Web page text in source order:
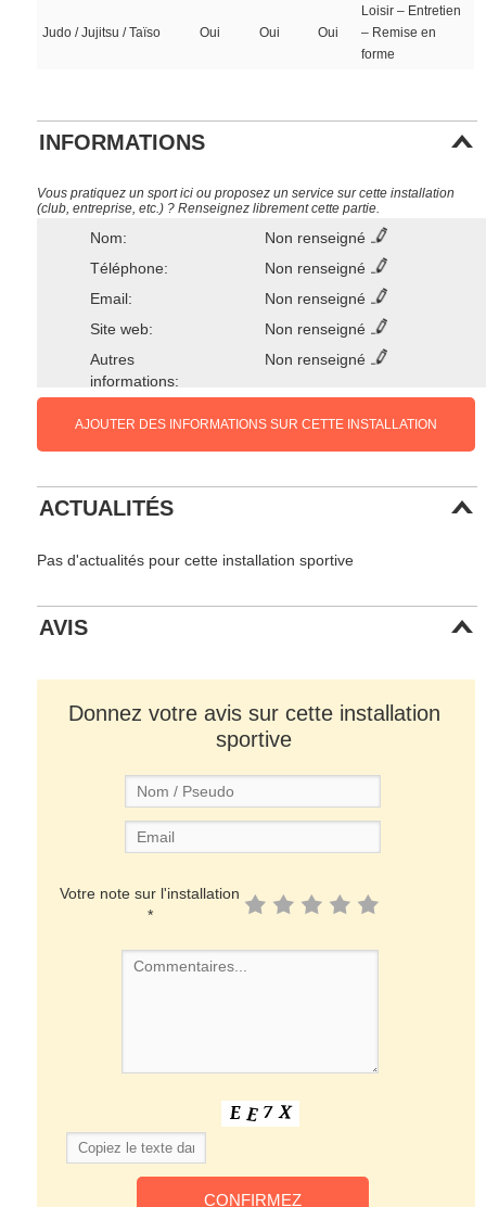
Judo / Jujitsu / Taïso Oui Oui Oui
Loisir – Entretien
– Remise en
forme
INFORMATIONS
Vous pratiquez un sport ici ou proposez un service sur cette installation
(club, entreprise, etc.) ? Renseignez librement cette partie.
Nom:
Non renseigné
Téléphone:
Non renseigné
Email:
Non renseigné
Site web:
Non renseigné
Autres
informations:
Non renseigné
AJOUTER DES INFORMATIONS SUR CETTE INSTALLATION
ACTUALITÉS
Pas d'actualités pour cette installation sportive
AVIS
Donnez votre avis sur cette installation
sportive
Votre note sur l'installation
*